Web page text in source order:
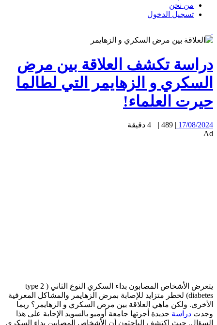
من نحن
تسجيل الدخول
دراسة تكشف العلاقة بين مرض
السكري و الزهايمر التي لطالما
حيرت العلماء!
17/08/2024
|
489
|
4دقيقة
Ad
يتعرض الأشخاص المصابون بداء السكري النوع الثاني ( type 2
diabetes) لخطر متزايد للإصابة بمرض الزهايمر والمشاكل المعرفية
الأخرى. ولكن ماهي العلاقة بين مرض السكري و الزهايمر؟ ربما
وجدت دراسةجديدة أجرتها جامعة أوميو بالسويد الإجابة على هذا
السؤال. حيث اكتشف الباحثون أن الأشخاص المصابين بداء السكري